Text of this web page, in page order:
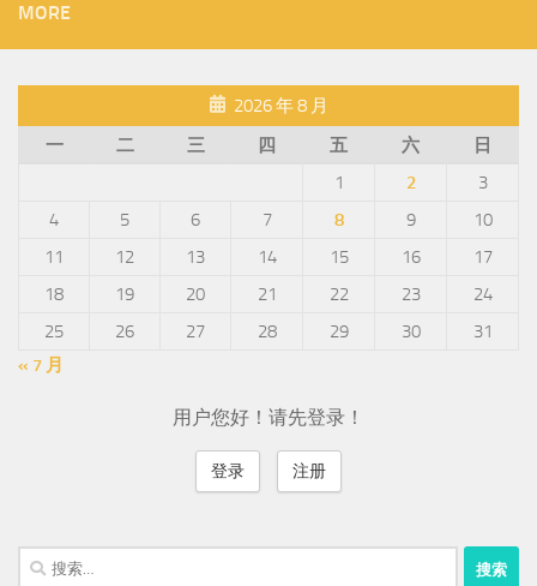
MORE
2026 年 8 月
一
二 三 四 五 六
日
1
2
3
4
5 6 7 8 9
10
11
12 13 14 15 16
17
18
19 20 21 22 23
24
25
26 27 28 29 30
31
« 7 月
用户您好！请先登录！
登录 注册
搜